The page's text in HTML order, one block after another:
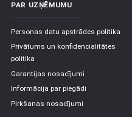
PAR UZŅĒMUMU
Personas datu apstrādes politika
Privātums un konfidencialitātes
politika
Garantijas nosacījumi
Informācija par piegādi
Pirkšanas nosacījumi